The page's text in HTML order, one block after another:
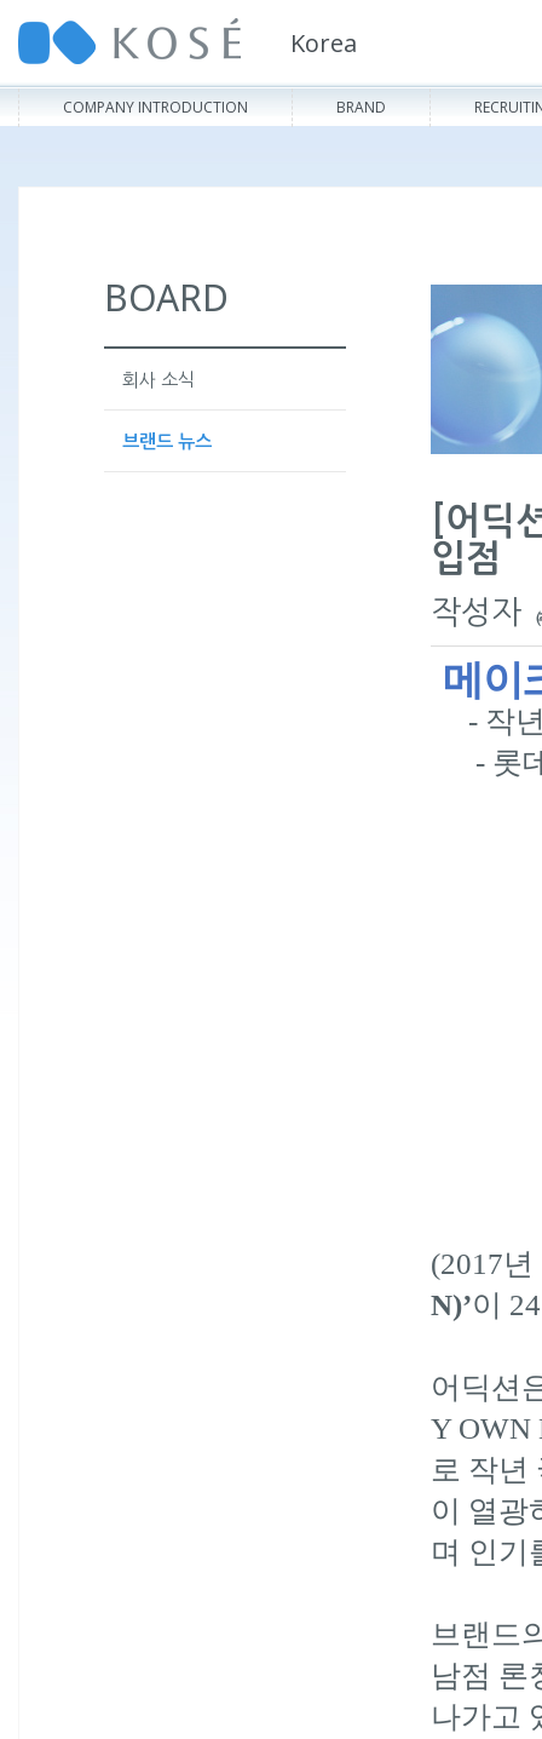
Korea
COMPANY INTRODUCTION BRAND
BOARD
회사 소식
브랜드 뉴스
[어딕
입점
작성자
메이
- 작
- 롯
(2017년
N)’이 24
어딕션
Y OWN
로 작년
이 열광
며 인기
브랜드
남점 론
나가고